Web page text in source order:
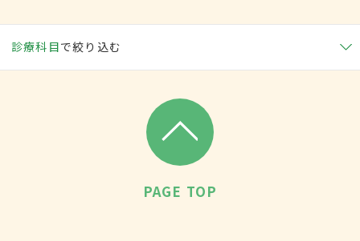
診療科目で絞り込む
PAGE TOP